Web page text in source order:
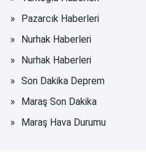
Pazarcık Haberleri
Nurhak Haberleri
Nurhak Haberleri
Son Dakika Deprem
Maraş Son Dakika
Maraş Hava Durumu